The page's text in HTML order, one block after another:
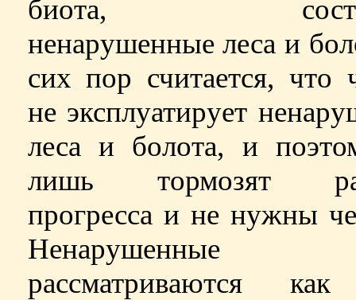
биота,
ненарушенные леса и
сих пор считается, что
не эксплуатирует
леса и болота, и
лишь тормозят
прогресса и не нужны
Ненарушенные
рассматриваются